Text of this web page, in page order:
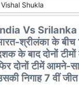
Vishal Shukla
Vs Srilanka
श्रीलंका के बीच
के बाद दोनों
दोनों टीमें आमने-
निगाह 7 वीं